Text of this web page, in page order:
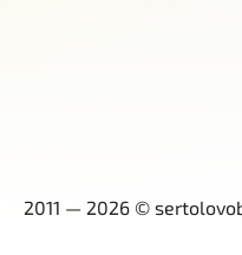
2011 — 2026 ©